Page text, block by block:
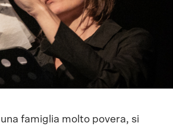
famiglia molto povera, si